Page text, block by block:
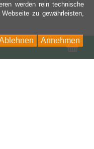
werden rein technische
zu gewährleisten,
Annehmen